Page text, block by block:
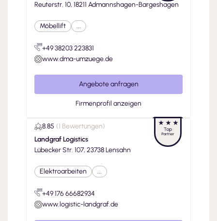
Reuterstr. 10, 18211 Admannshagen-Bargeshagen
Möbellift ...
+49 38203 223831
www.dma-umzuege.de
Angebote anfragen
Firmenprofil anzeigen
8.85 (1 Bewertungen)
Landgraf Logistics
Lübecker Str. 107, 23738 Lensahn
Elektroarbeiten ...
+49 176 66682934
www.logistic-landgraf.de